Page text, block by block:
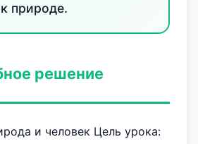
природе.
решение
и человек Цель урока: